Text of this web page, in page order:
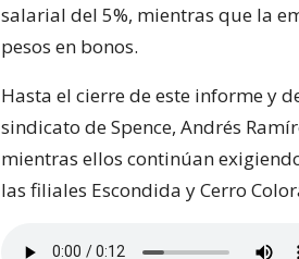
salarial del 5%, mientras que la
pesos en bonos.
Hasta el cierre de este informe y
sindicato de Spence, Andrés
mientras ellos continúan
las filiales Escondida y Cerro